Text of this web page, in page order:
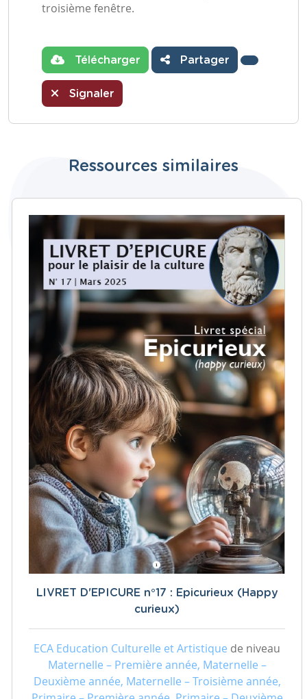
troisième fenêtre.
Télécharger Partager
Signaler
Ressources similaires
LIVRET D'EPICURE n°17 : Epicurieux (Happy
curieux)
ECA Education Culturelle et Artistique de niveau
Maternelle – Première année, Maternelle –
Deuxième année, Maternelle – Troisième année,